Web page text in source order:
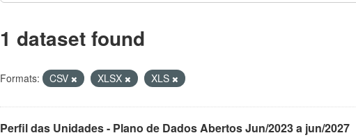
1 dataset found
Formats: CSV XLSX XLS
Perfil das Unidades - Plano de Dados Abertos Jun/2023 a jun/2027